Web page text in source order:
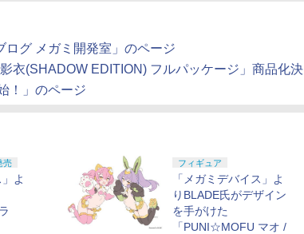
グ メガミ開発室」のページ
衣(SHADOW EDITION) フルパッケージ」商品化決
！」のページ
売
よ
フィギュア
「メガミデバイス」よ
りBLADE氏がデザイン
を手がけた
「PUNI☆MOFU マオ /